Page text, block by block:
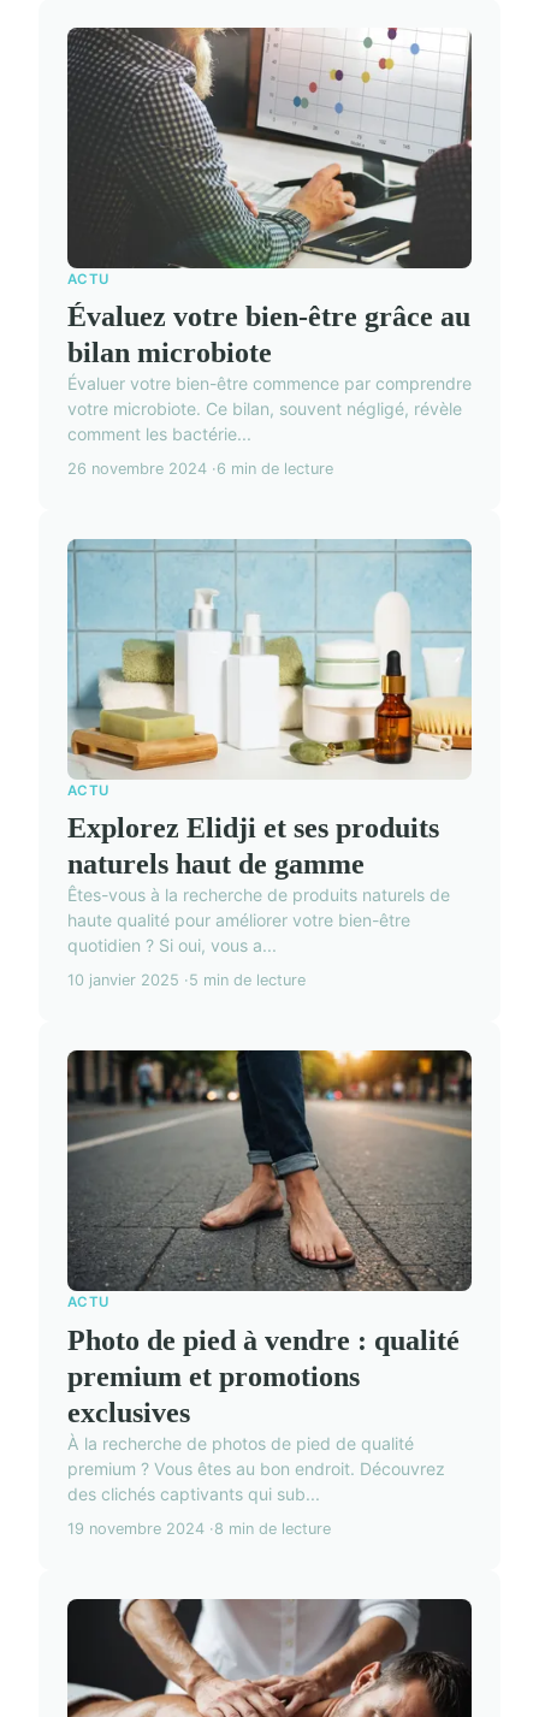
ACTU
Évaluez votre bien-être grâce au
bilan microbiote
Évaluer votre bien-être commence par comprendre
votre microbiote. Ce bilan, souvent négligé, révèle
comment les bactérie...
26 novembre 2024 6 min de lecture
ACTU
Explorez Elidji et ses produits
naturels haut de gamme
Êtes-vous à la recherche de produits naturels de
haute qualité pour améliorer votre bien-être
quotidien ? Si oui, vous a...
10 janvier 2025 5 min de lecture
ACTU
Photo de pied à vendre : qualité
premium et promotions
exclusives
À la recherche de photos de pied de qualité
premium ? Vous êtes au bon endroit. Découvrez
des clichés captivants qui sub...
19 novembre 2024 8 min de lecture